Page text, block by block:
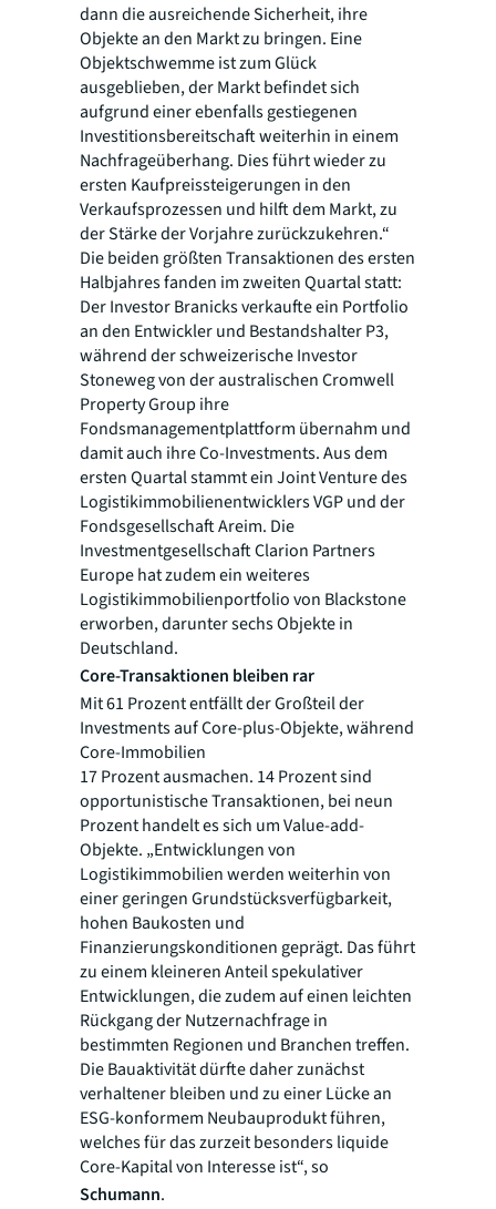
dann die ausreichende Sicherheit, ihre
Objekte an den Markt zu bringen. Eine
Objektschwemme ist zum Glück
ausgeblieben, der Markt befindet sich
aufgrund einer ebenfalls gestiegenen
Investitionsbereitschaft weiterhin in einem
Nachfrageüberhang. Dies führt wieder zu
ersten Kaufpreissteigerungen in den
Verkaufsprozessen und hilft dem Markt, zu
der Stärke der Vorjahre zurückzukehren.“
Die beiden größten Transaktionen des ersten
Halbjahres fanden im zweiten Quartal statt:
Der Investor Branicks verkaufte ein Portfolio
an den Entwickler und Bestandshalter P3,
während der schweizerische Investor
Stoneweg von der australischen Cromwell
Property Group ihre
Fondsmanagementplattform übernahm und
damit auch ihre Co-Investments. Aus dem
ersten Quartal stammt ein Joint Venture des
Logistikimmobilienentwicklers VGP und der
Fondsgesellschaft Areim. Die
Investmentgesellschaft Clarion Partners
Europe hat zudem ein weiteres
Logistikimmobilienportfolio von Blackstone
erworben, darunter sechs Objekte in
Deutschland.
Core-Transaktionen bleiben rar
Mit 61 Prozent entfällt der Großteil der
Investments auf Core-plus-Objekte, während
Core-Immobilien
17 Prozent ausmachen. 14 Prozent sind
opportunistische Transaktionen, bei neun
Prozent handelt es sich um Value-add-
Objekte. „Entwicklungen von
Logistikimmobilien werden weiterhin von
einer geringen Grundstücksverfügbarkeit,
hohen Baukosten und
Finanzierungskonditionen geprägt. Das führt
zu einem kleineren Anteil spekulativer
Entwicklungen, die zudem auf einen leichten
Rückgang der Nutzernachfrage in
bestimmten Regionen und Branchen treffen.
Die Bauaktivität dürfte daher zunächst
verhaltener bleiben und zu einer Lücke an
ESG-konformem Neubauprodukt führen,
welches für das zurzeit besonders liquide
Core-Kapital von Interesse ist“, so
Schumann.